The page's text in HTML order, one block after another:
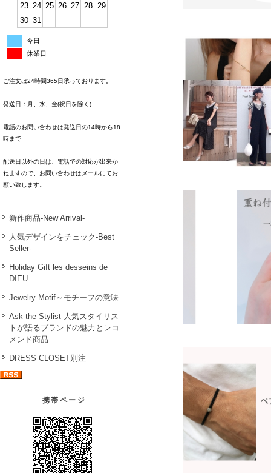
23 24 25 26 27 28
29
30 31
今日
休業日
ご注文は24時間365日承っております。
発送日：月、水、金(祝日を除く)
電話のお問い合わせは発送日の14時から18
時まで
配送日以外の日は、電話での対応が出来か
ねますので、お問い合わせはメールにてお
願い致します。
新作商品-New Arrival-
人気デザインをチェック-Best
Seller-
Holiday Gift les desseins de
DIEU
Jewelry Motif～モチーフの意味
Ask the Stylist 人気スタイリス
トが語るブランドの魅力とレコ
メンド商品
DRESS CLOSET別注
携帯ページ